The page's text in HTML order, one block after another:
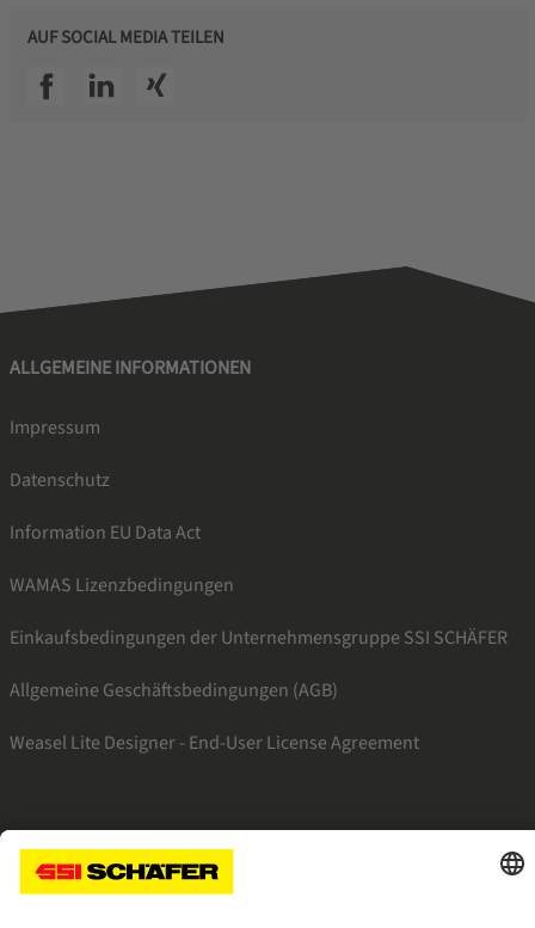
AUF SOCIAL MEDIA TEILEN
SSI facebook
SSI linkedin
SSI xing
ALLGEMEINE INFORMATIONEN
Impressum
Datenschutz
Information EU Data Act
WAMAS Lizenzbedingungen
Einkaufsbedingungen der Unternehmensgruppe SSI SCHÄFER
Allgemeine Geschäftsbedingungen (AGB)
Weasel Lite Designer - End-User License Agreement
SSI facebookSSI youtubeSSI linkedin